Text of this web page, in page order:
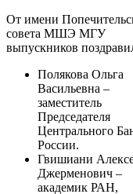
От имени
совета МШЭ МГУ
выпускников
Полякова Ольга
Васильевна –
заместитель
Председателя
Центрального
России.
Гвишиани
Джерменович –
академик РАН,